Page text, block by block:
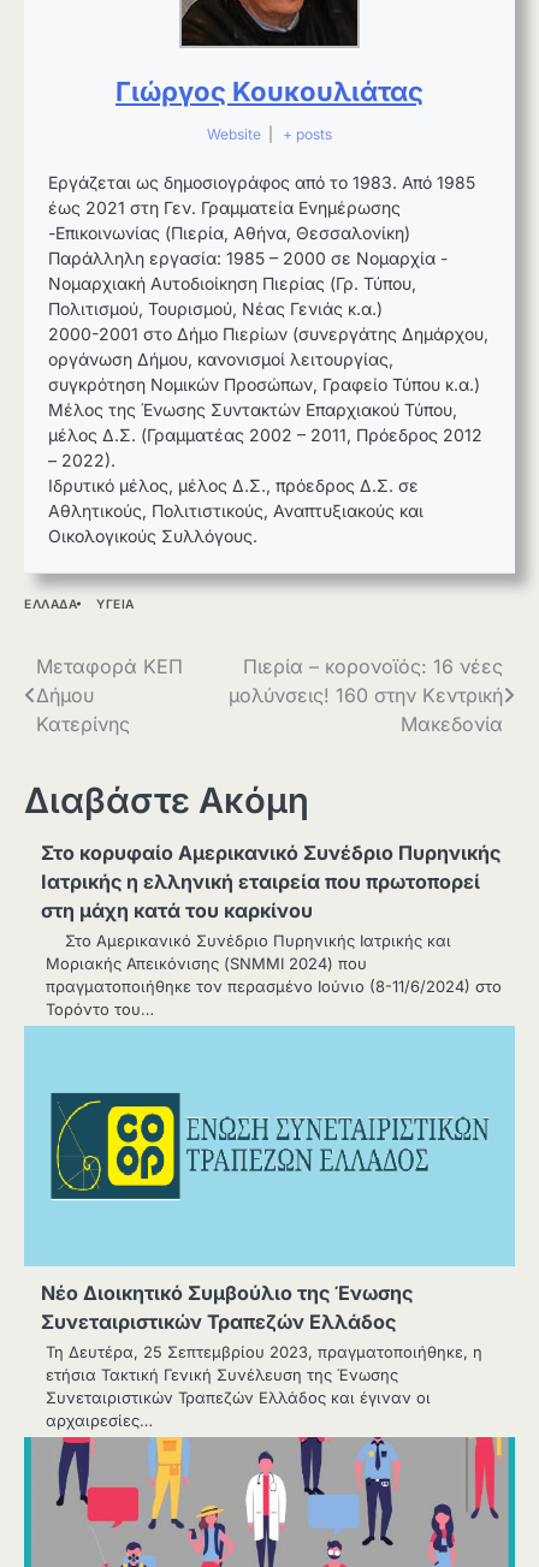
Γιώργος Κουκουλιάτας
Website + posts
Εργάζεται ως δημοσιογράφος από το 1983. Από 1985
έως 2021 στη Γεν. Γραμματεία Ενημέρωσης
-Επικοινωνίας (Πιερία, Αθήνα, Θεσσαλονίκη)
Παράλληλη εργασία: 1985 – 2000 σε Νομαρχία -
Νομαρχιακή Αυτοδιοίκηση Πιερίας (Γρ. Τύπου,
Πολιτισμού, Τουρισμού, Νέας Γενιάς κ.α.)
2000-2001 στο Δήμο Πιερίων (συνεργάτης Δημάρχου,
οργάνωση Δήμου, κανονισμοί λειτουργίας,
συγκρότηση Νομικών Προσώπων, Γραφείο Τύπου κ.α.)
Μέλος της Ένωσης Συντακτών Επαρχιακού Τύπου,
μέλος Δ.Σ. (Γραμματέας 2002 – 2011, Πρόεδρος 2012
– 2022).
Ιδρυτικό μέλος, μέλος Δ.Σ., πρόεδρος Δ.Σ. σε
Αθλητικούς, Πολιτιστικούς, Αναπτυξιακούς και
Οικολογικούς Συλλόγους.
ΕΛΛΑΔΑ ΥΓΕΙΑ
Πλοήγηση
άρθρων
Μεταφορά ΚΕΠ
Δήμου
Κατερίνης
Πιερία – κορονοϊός: 16 νέες
μολύνσεις! 160 στην Κεντρική
Μακεδονία
Διαβάστε Ακόμη
Στο κορυφαίο Αμερικανικό Συνέδριο Πυρηνικής
Ιατρικής η ελληνική εταιρεία που πρωτοπορεί
στη μάχη κατά του καρκίνου
Στο Αμερικανικό Συνέδριο Πυρηνικής Ιατρικής και
Μοριακής Απεικόνισης (SNMMI 2024) που
πραγματοποιήθηκε τον περασμένο Ιούνιο (8-11/6/2024) στο
Τορόντο του…
Νέο Διοικητικό Συμβούλιο της Ένωσης
Συνεταιριστικών Τραπεζών Ελλάδος
Τη Δευτέρα, 25 Σεπτεμβρίου 2023, πραγματοποιήθηκε, η
ετήσια Τακτική Γενική Συνέλευση της Ένωσης
Συνεταιριστικών Τραπεζών Ελλάδος και έγιναν οι
αρχαιρεσίες…